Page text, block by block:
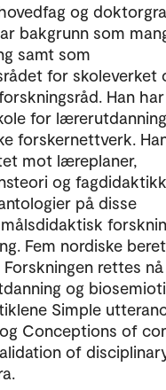
og
bakgrunn som
samt som
for skoleverket
Han
for
forskernettverk.
mot læreplaner,
og
på disse
Fem nordiske
rettes
og
Simple
Conceptions of
of